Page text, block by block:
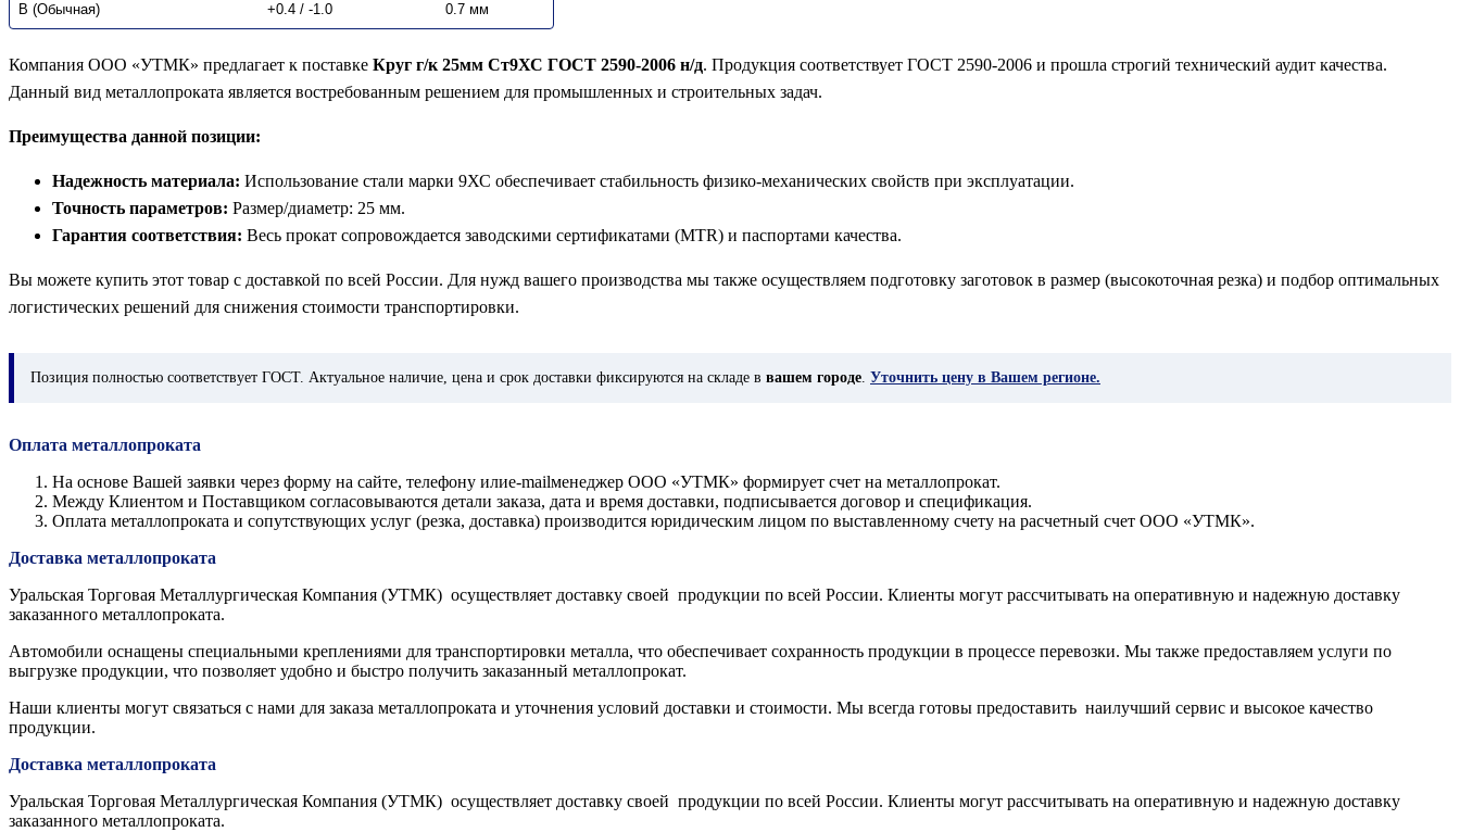
В (Обычная) +0.4 / -1.0 0.7 мм
Компания ООО «УТМК» предлагает к поставке Круг г/к 25мм Ст9ХС ГОСТ 2590-2006 н/д. Продукция соответствует ГОСТ 2590-2006 и прошла строгий технический аудит качества.
Данный вид металлопроката является востребованным решением для промышленных и строительных задач.
Преимущества данной позиции:
Надежность материала: Использование стали марки 9ХС обеспечивает стабильность физико-механических свойств при эксплуатации.
Точность параметров: Размер/диаметр: 25 мм.
Гарантия соответствия: Весь прокат сопровождается заводскими сертификатами (MTR) и паспортами качества.
Вы можете купить этот товар с доставкой по всей России. Для нужд вашего производства мы также осуществляем подготовку заготовок в размер (высокоточная резка) и подбор оптимальных
логистических решений для снижения стоимости транспортировки.
Позиция полностью соответствует ГОСТ. Актуальное наличие, цена и срок доставки фиксируются на складе в вашем городе. Уточнить цену в Вашем регионе.
Оплата металлопроката
На основе Вашей заявки через форму на сайте, телефону илиe-mailменеджер ООО «УТМК» формирует счет на металлопрокат.
Между Клиентом и Поставщиком согласовываются детали заказа, дата и время доставки, подписывается договор и спецификация.
Оплата металлопроката и сопутствующих услуг (резка, доставка) производится юридическим лицом по выставленному счету на расчетный счет ООО «УТМК».
Доставка металлопроката
Уральская Торговая Металлургическая Компания (УТМК) осуществляет доставку своей продукции по всей России. Клиенты могут рассчитывать на оперативную и надежную доставку
заказанного металлопроката.
Автомобили оснащены специальными креплениями для транспортировки металла, что обеспечивает сохранность продукции в процессе перевозки. Мы также предоставляем услуги по
выгрузке продукции, что позволяет удобно и быстро получить заказанный металлопрокат.
Наши клиенты могут связаться с нами для заказа металлопроката и уточнения условий доставки и стоимости. Мы всегда готовы предоставить наилучший сервис и высокое качество
продукции.
Доставка металлопроката
Уральская Торговая Металлургическая Компания (УТМК) осуществляет доставку своей продукции по всей России. Клиенты могут рассчитывать на оперативную и надежную доставку
заказанного металлопроката.